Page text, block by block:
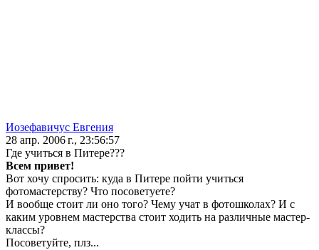
Иозефавичус Евгения
28 апр. 2006 г., 23:56:57
Где учиться в Питере???
Всем привет!
Вот хочу спросить: куда в Питере пойти учиться
фотомастерству? Что посоветуете?
И вообще стоит ли оно того? Чему учат в фотошколах? И с
каким уровнем мастерства стоит ходить на различные мастер-
классы?
Посоветуйте, плз...